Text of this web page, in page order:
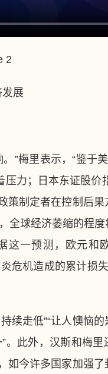
2
展
梅里表示，“鉴于
力；日本东证股价指
策制定者在控制后果
全球经济萎缩的程
这一预测，欧元和
危机造成的累计损
走低”“让人懊恼的
此外，汉斯和梅里
如今许多国家加强